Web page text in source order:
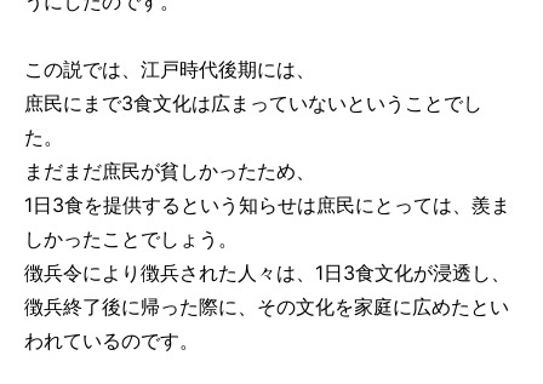
この説では、江戸時代後期には、
庶民にまで3食文化は広まっていないということでし
た。
まだまだ庶民が貧しかったため、
1日3食を提供するという知らせは庶民にとっては、羨ま
しかったことでしょう。
徴兵令により徴兵された人々は、1日3食文化が浸透し、
徴兵終了後に帰った際に、その文化を家庭に広めたとい
われているのです。